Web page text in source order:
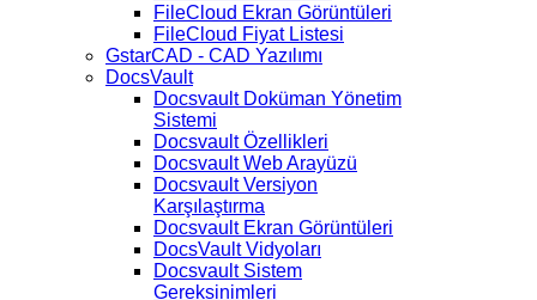
FileCloud Ekran Görüntüleri
FileCloud Fiyat Listesi
GstarCAD - CAD Yazılımı
DocsVault
Docsvault Doküman Yönetim
Sistemi
Docsvault Özellikleri
Docsvault Web Arayüzü
Docsvault Versiyon
Karşılaştırma
Docsvault Ekran Görüntüleri
DocsVault Vidyoları
Docsvault Sistem
Gereksinimleri